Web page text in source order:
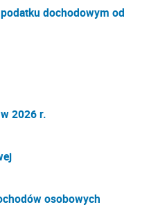
dochodowym od
2026 r.
osobowych